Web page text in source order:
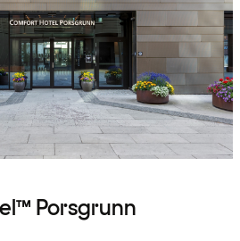
Porsgrunn